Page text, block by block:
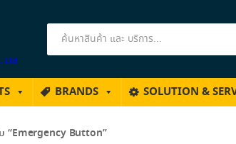
Products
BRANDS SOLUTION &
“Emergency Button”